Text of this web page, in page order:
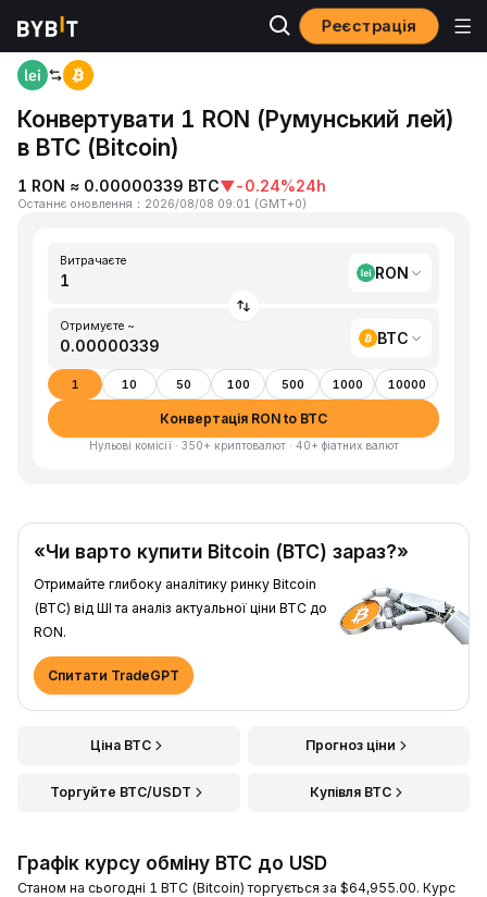
Реєстрація
Головна
Конвертувати 1 RON (Румунський лей)
в BTC (Bitcoin)
1 RON ≈ 0.00000339 BTC▼-0.24%24h
Останнє оновлення ： 2026/08/08 09:01 (GMT+0)
Витрачаєте
RON
Отримуєте ~
BTC
1 10 50 100 500 1000 10000
Конвертація RON to BTC
Нульові комісії · 350+ криптовалют · 40+ фіатних валют
«Чи варто купити Bitcoin (BTC) зараз?»
Отримайте глибоку аналітику ринку Bitcoin
(BTC) від ШІ та аналіз актуальної ціни BTC до
RON.
Спитати TradeGPT
Ціна BTC Прогноз ціни
Торгуйте BTC/USDT Купівля BTC
Графік курсу обміну BTC до USD
Станом на сьогодні 1 BTC (Bitcoin) торгується за $64,955.00. Курс